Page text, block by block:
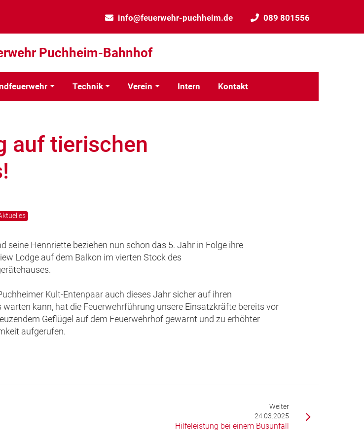
info@feuerwehr-puchheim.de 089 801556
Puchheim-Bahnhof
Technik Verein Intern Kontakt
auf tierischen
seine Hennriette beziehen nun schon das 5. Jahr in Folge ihre
Lodge auf dem Balkon im vierten Stock des
Kult-Entenpaar auch dieses Jahr sicher auf ihren
warten kann, hat die Feuerwehrführung unsere Einsatzkräfte bereits vor
Geflügel auf dem Feuerwehrhof gewarnt und zu erhöhter
aufgerufen.
Weiter
24.03.2025
Hilfeleistung bei einem Busunfall